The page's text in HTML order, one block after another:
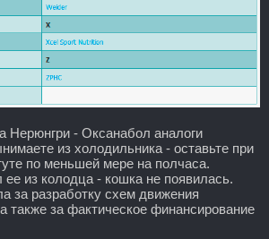
Нерюнгри - Оксанабол аналоги
из холодильника - оставьте при
по меньшей мере на полчаса.
ее из колодца - кошка не появилась.
за разработку схем движения
также за фактическое финансирование